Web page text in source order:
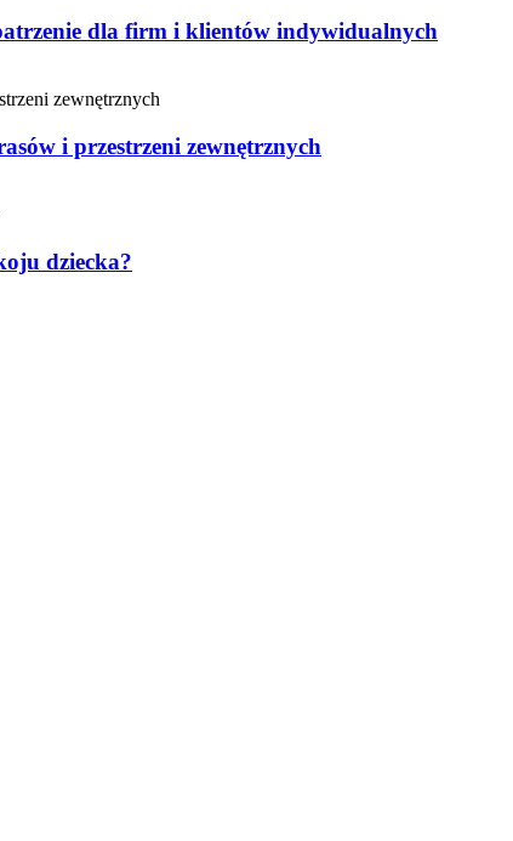
dla firm i klientów indywidualnych
i przestrzeni zewnętrznych
dziecka?